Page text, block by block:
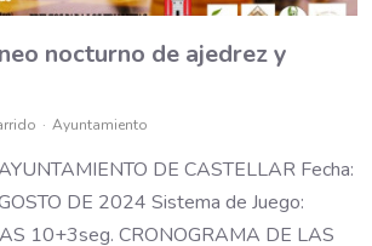
nocturno de ajedrez y
Ayuntamiento
DE CASTELLAR Fecha:
DE 2024 Sistema de Juego:
10+3seg. CRONOGRAMA DE LAS